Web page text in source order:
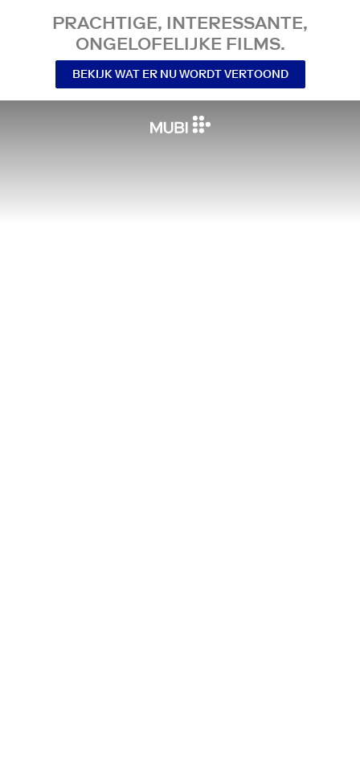
PRACHTIGE, INTERESSANTE,
ONGELOFELIJKE FILMS.
BEKIJK WAT ER NU WORDT VERTOOND